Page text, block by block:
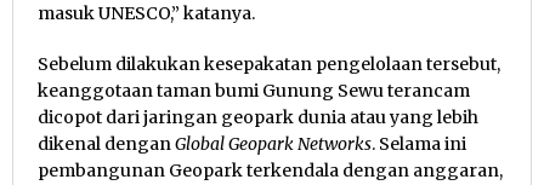
masuk UNESCO,” katanya.
Sebelum dilakukan kesepakatan pengelolaan tersebut,
keanggotaan taman bumi Gunung Sewu terancam
dicopot dari jaringan geopark dunia atau yang lebih
dikenal denganGlobal Geopark Networks. Selama ini
pembangunan Geopark terkendala dengan anggaran,